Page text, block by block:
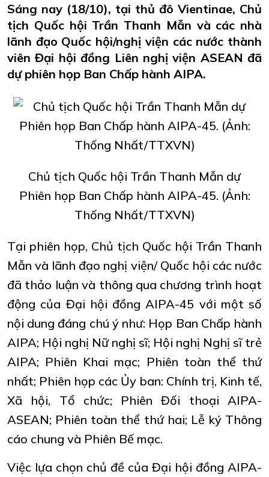
Sáng nay (18/10), tại thủ đô Vientinae, Chủ
tịch Quốc hội Trần Thanh Mẫn và các nhà
lãnh đạo Quốc hội/nghị viện các nước thành
viên Đại hội đồng Liên nghị viện ASEAN đã
dự phiên họp Ban Chấp hành AIPA.
Chủ tịch Quốc hội Trần Thanh Mẫn dự
Phiên họp Ban Chấp hành AIPA-45. (Ảnh:
Thống Nhất/TTXVN)
Tại phiên họp, Chủ tịch Quốc hội Trần Thanh
Mẫn và lãnh đạo nghị viện/ Quốc hội các nước
đã thảo luận và thông qua chương trình hoạt
động của Đại hội đồng AIPA-45 với một số
nội dung đáng chú ý như: Họp Ban Chấp hành
AIPA; Hội nghị Nữ nghị sĩ; Hội nghị Nghị sĩ trẻ
AIPA; Phiên Khai mạc; Phiên toàn thể thứ
nhất; Phiên họp các Ủy ban: Chính trị, Kinh tế,
Xã hội, Tổ chức; Phiên Đối thoại AIPA-
ASEAN; Phiên toàn thể thứ hai; Lễ ký Thông
cáo chung và Phiên Bế mạc.
Việc lựa chọn chủ đề của Đại hội đồng AIPA-